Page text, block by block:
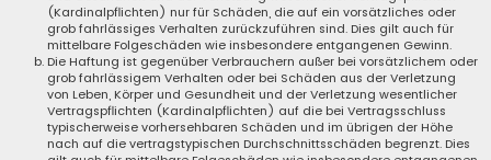
(Kardinalpflichten) nur für Schäden, die auf ein vorsätzliches oder
grob fahrlässiges Verhalten zurückzuführen sind. Dies gilt auch für
mittelbare Folgeschäden wie insbesondere entgangenen Gewinn.
Die Haftung ist gegenüber Verbrauchern außer bei vorsätzlichem oder
grob fahrlässigem Verhalten oder bei Schäden aus der Verletzung
von Leben, Körper und Gesundheit und der Verletzung wesentlicher
Vertragspflichten (Kardinalpflichten) auf die bei Vertragsschluss
typischerweise vorhersehbaren Schäden und im übrigen der Höhe
nach auf die vertragstypischen Durchschnittsschäden begrenzt. Dies